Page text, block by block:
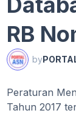
RB
by
Peraturan
Tahun 2017